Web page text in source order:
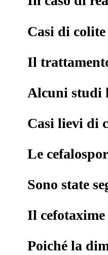
Casi di
Il
Alcuni studi
Casi lievi di
Le
Sono state
Il
Poiché la